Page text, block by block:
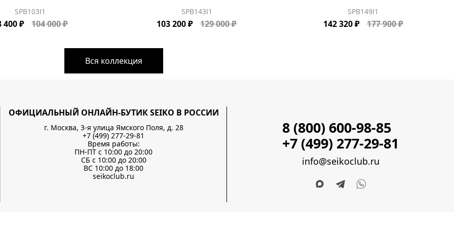
SPB103J1
400 ₽ 104 000 ₽
SPB143J1
103 200 ₽ 129 000 ₽
SPB149J1
142 320 ₽ 177 900 ₽
Вся коллекция
ОФИЦИАЛЬНЫЙ ОНЛАЙН-БУТИК SEIKO В РОССИИ
г. Москва, 3-я улица Ямского Поля, д. 28
+7 (499) 277-29-81
Время работы:
ПН-ПТ с 10:00 до 20:00
СБ с 10:00 до 20:00
ВС 10:00 до 18:00
seikoclub.ru
8 (800) 600-98-85
+7 (499) 277-29-81
info@seikoclub.ru